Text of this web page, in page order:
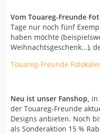
Vom Touareg-Freunde
Tage nur noch fünf
haben möchte
Weihnachtsgeschenk...),
Touareg-Freunde
Neu ist unser Fanshop, in
der Touareg-Freunde
Designs anbieten. Noch
als Sonderaktion 15 %